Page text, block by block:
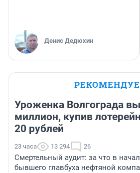
Денис Дедюхин
Уроженка Волгограда
миллион, купив
20 рублей
23 часа 13 294 26
Смертельный аудит: за что в
бывшего главбуха нефтяной